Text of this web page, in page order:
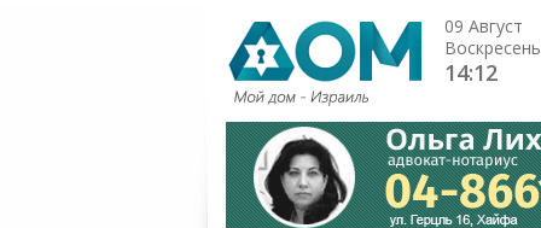
09 Август
14:12